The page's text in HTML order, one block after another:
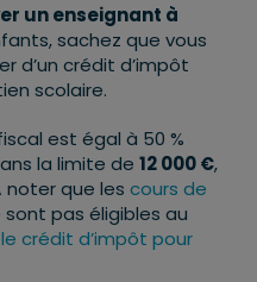
un enseignant à
sachez que vous
d’un crédit d’impôt
scolaire.
est égal à 50 %
la limite de 12 000 €,
que les cours de
sont pas éligibles au
crédit d’impôt pour